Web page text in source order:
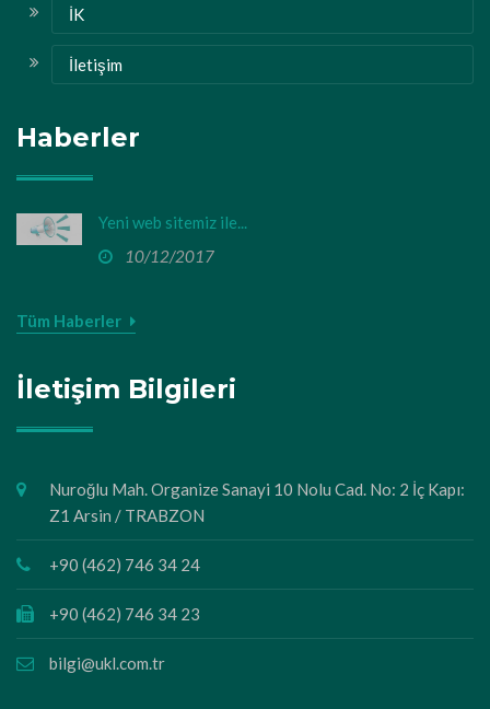
İK
İletişim
Haberler
Yeni web sitemiz ile...
10/12/2017
Tüm Haberler
İletişim Bilgileri
Nuroğlu Mah. Organize Sanayi 10 Nolu Cad. No: 2 İç Kapı:
Z1 Arsin / TRABZON
+90 (462) 746 34 24
+90 (462) 746 34 23
bilgi@ukl.com.tr